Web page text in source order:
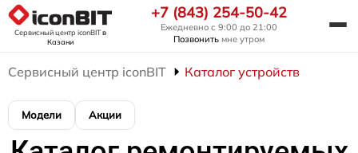
Сервисный центр iconBITв
Казани
+7 (843) 254-50-42
Ежедневно с 9:00 до 21:00
Позвонить мне утром
Сервисный центр iconBIT Каталог устройств
Модели Акции